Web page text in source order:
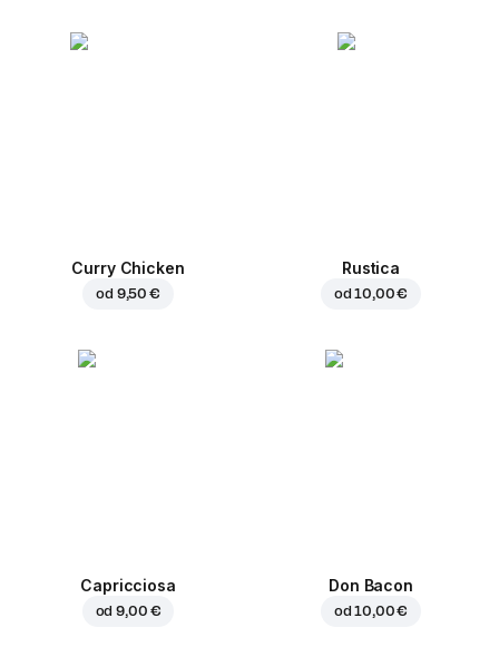
Curry Chicken
od 9,50 €
Rustica
od10,00 €
Capricciosa
od9,00 €
Don Bacon
od10,00 €